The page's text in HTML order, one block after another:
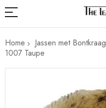
Home Jassen met Bontkraag
1007 Taupe